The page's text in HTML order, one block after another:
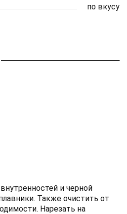
по вкусу
и черной
Также очистить от
Нарезать на